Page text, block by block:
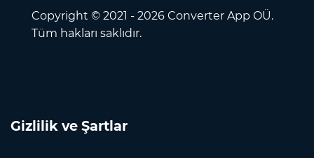
Copyright © 2021 - 2026 Converter App OÜ.
Tüm hakları saklıdır.
Gizlilik ve Şartlar